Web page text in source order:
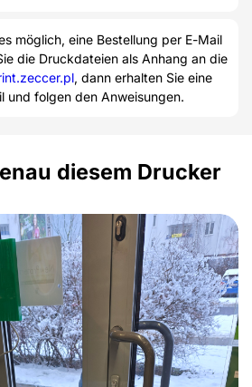
möglich, eine Bestellung per E-Mail
die Druckdateien als Anhang an die
, dann erhalten Sie eine
und folgen den Anweisungen.
diesem Drucker